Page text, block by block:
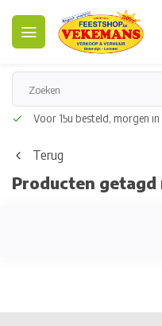
Voor 15u besteld, morgen
Terug
Producten